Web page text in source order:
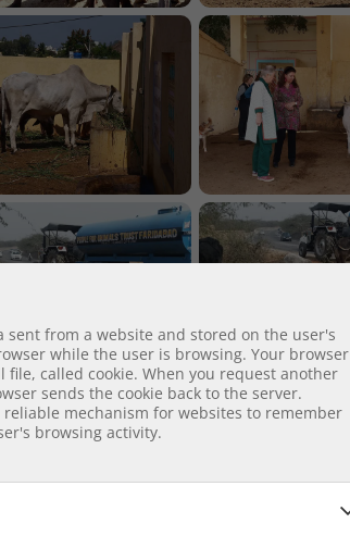
sent from a website and stored on the user's
while the user is browsing. Your browser
file, called cookie. When you request another
sends the cookie back to the server.
reliable mechanism for websites to remember
browsing activity.